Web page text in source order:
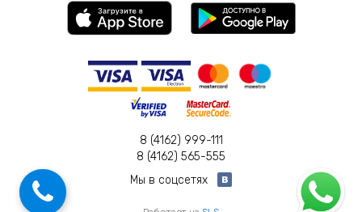
8 (4162) 999-111
8 (4162) 565-555
Мы в соцсетях